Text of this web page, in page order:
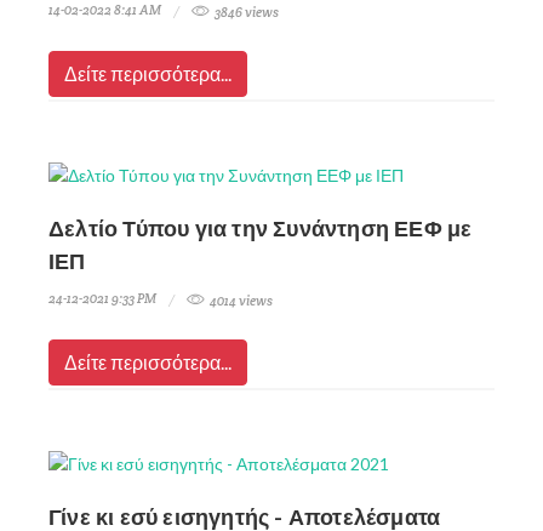
14-02-2022 8:41 AM 3846 views
Δείτε περισσότερα...
Δελτίο Τύπου για την Συνάντηση ΕΕΦ με
ΙΕΠ
24-12-2021 9:33 PM 4014 views
Δείτε περισσότερα...
Γίνε κι εσύ εισηγητής - Αποτελέσματα